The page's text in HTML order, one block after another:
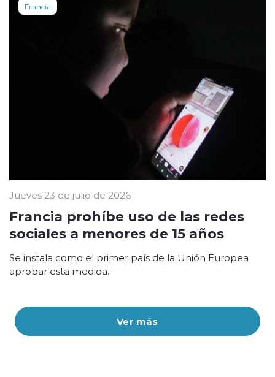
Ver más
Francia
Jueves 23 de julio de 2026
Francia prohíbe uso de las redes
sociales a menores de 15 años
Se instala como el primer país de la Unión Europea
aprobar esta medida.